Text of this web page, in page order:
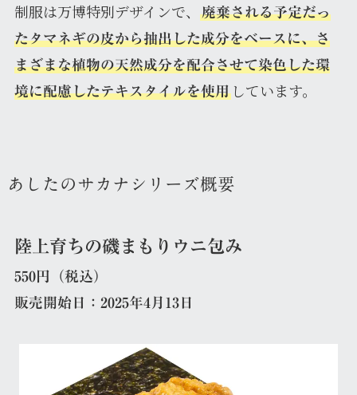
制服は万博特別デザインで、
廃棄される予定だっ
たタマネギの皮から抽出した成分をベースに、さ
まざまな植物の天然成分を配合させて染色した環
境に配慮したテキスタイルを使用しています。
あしたのサカナシリーズ概要
陸上育ちの磯まもりウニ包み
550円（税込）
販売開始日：2025年4月13日